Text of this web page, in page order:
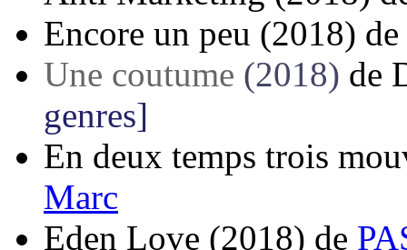
Encore un peu (2018) de
Une coutume (2018) de
genres]
En deux temps trois
Marc
Eden Love (2018) de